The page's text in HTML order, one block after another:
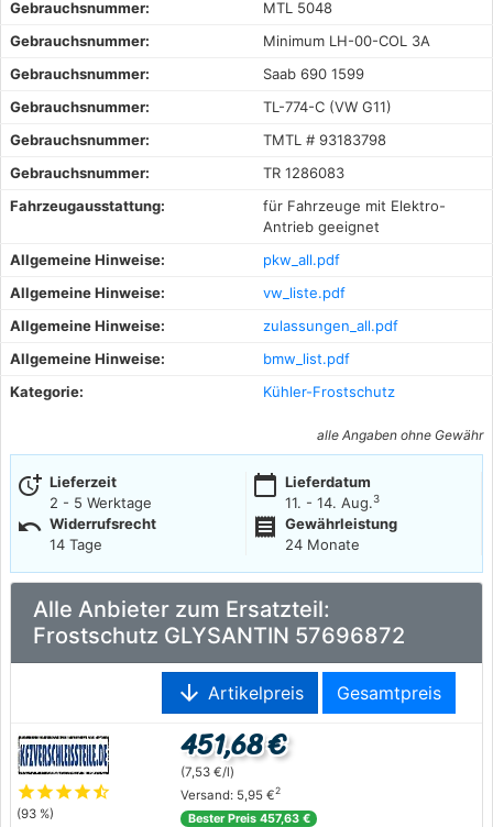
Gebrauchsnummer:
MTL 5048
Gebrauchsnummer:
Minimum LH-00-COL 3A
Gebrauchsnummer:
Saab 690 1599
Gebrauchsnummer:
TL-774-C (VW G11)
Gebrauchsnummer:
TMTL # 93183798
Gebrauchsnummer:
TR 1286083
Fahrzeugausstattung:
für Fahrzeuge mit Elektro-
Antrieb geeignet
Allgemeine Hinweise:
pkw_all.pdf
Allgemeine Hinweise:
vw_liste.pdf
Allgemeine Hinweise:
zulassungen_all.pdf
Allgemeine Hinweise:
bmw_list.pdf
Kategorie:
Kühler-Frostschutz
alle Angaben ohne Gewähr
more_time Lieferzeit
2 - 5 Werktage
calendar_today Lieferdatum
11. - 14. Aug.3
undo Widerrufsrecht
14 Tage
receipt
Gewährleistung
24 Monate
Alle Anbieter zum Ersatzteil:
Frostschutz GLYSANTIN 57696872
arrow_downward Artikelpreis Gesamtpreis
starstarstarstarstar_half
(93 %)
451,68 €
(7,53 €/l)
Versand: 5,95 €2
Bester Preis 457,63 €